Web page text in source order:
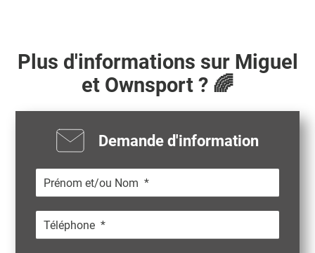
Plus d'informations sur Miguel
et Ownsport ? 🌈
Demande d'information